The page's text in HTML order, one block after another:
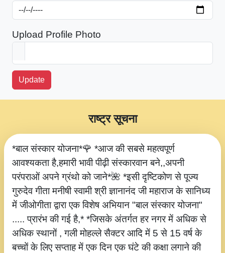
Upload Profile Photo
Update
*बाल संस्कार योजना*🌹 *आज की सबसे महत्वपूर्ण
आवश्यकता है,हमारी भावी पीढ़ी संस्कारवान बने,,अपनी
परंपराओं अपने ग्रंथो को जाने*🌺 *इसी दृष्टिकोण से पूज्य
गुरुदेव गीता मनीषी स्वामी श्री ज्ञानानंद जी महाराज के सानिध्य
में जीओगीता द्वारा एक विशेष अभियान "बाल संस्कार योजना"
..... प्रारंभ की गई है,* *जिसके अंतर्गत हर नगर में अधिक से
अधिक स्थानों , गली मोहल्ले सैक्टर आदि में 5 से 15 वर्ष के
बच्चों के लिए सप्ताह में एक दिन एक घंटे की कक्षा लगाने की
राष्ट्र सूचना